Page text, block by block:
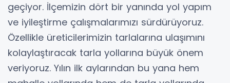
geçiyor. İlçemizin dört bir yanında yol yapım
ve iyileştirme çalışmalarımızı sürdürüyoruz.
Özellikle üreticilerimizin tarlalarına ulaşımını
kolaylaştıracak tarla yollarına büyük önem
veriyoruz. Yılın ilk aylarından bu yana hem